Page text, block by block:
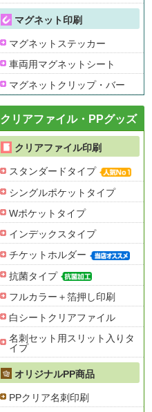
マグネット印刷
マグネットステッカー
車両用マグネットシート
マグネットクリップ・バー
クリアファイル・PPグッズ
クリアファイル印刷
スタンダードタイプ
シングルポケットタイプ
Wポケットタイプ
インデックスタイプ
チケットホルダー
抗菌タイプ
フルカラー＋箔押し印刷
白シートクリアファイル
名刺セット用スリット入りタ
イプ
オリジナルPP商品
PPクリア名刺印刷